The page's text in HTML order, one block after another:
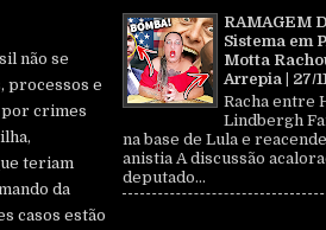
não se
processos e
crimes
teriam
da
casos estão
RAMAGEM
Sistema em
Motta
Arrepia | 27/
Racha entre
Lindbergh
na base de Lula e
anistia A discussão
deputado...